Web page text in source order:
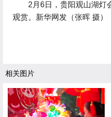
2月6日，贵阳观山湖灯
观赏。新华网发（张晖 摄）
相关图片